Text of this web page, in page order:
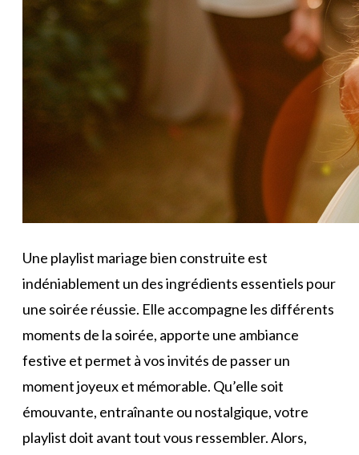
Une playlist mariage bien construite est
indéniablement un des ingrédients essentiels pour
une soirée réussie. Elle accompagne les différents
moments de la soirée, apporte une ambiance
festive et permet à vos invités de passer un
moment joyeux et mémorable. Qu’elle soit
émouvante, entraînante ou nostalgique, votre
playlist doit avant tout vous ressembler. Alors,